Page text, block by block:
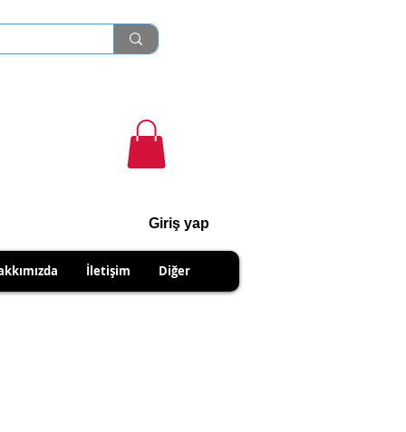
Giriş yap
İletişim Diğer